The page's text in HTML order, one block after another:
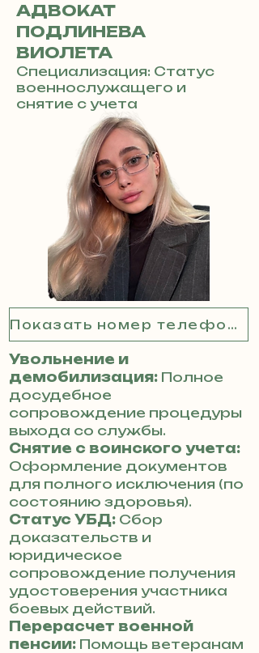
АДВОКАТ
ПОДЛИНЕВА
ВИОЛЕТА
Специализация: Статус
военнослужащего и
снятие с учета
Показать номер телефона
Увольнение и
демобилизация: Полное
досудебное
сопровождение процедуры
выхода со службы.
Снятие с воинского учета:
Оформление документов
для полного исключения (по
состоянию здоровья).
Статус УБД: Сбор
доказательств и
юридическое
сопровождение получения
удостоверения участника
боевых действий.
Перерасчет военной
пенсии: Помощь ветеранам